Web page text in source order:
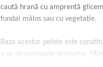
caută hrană cu amprentă
fundal mâlos sau cu vegetație.
Baza acestor pelete este
a se descompune prematur.